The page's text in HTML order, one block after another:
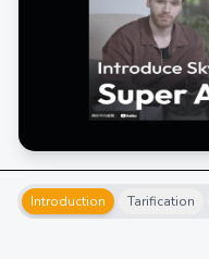
Introduction Tarification